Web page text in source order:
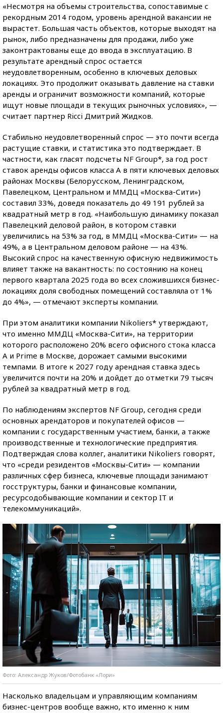
«Несмотря на объемы строительства, сопоставимые с
рекордным 2014 годом, уровень арендной вакансии не
вырастет. Большая часть объектов, которые выходят на
рынок, либо предназначены для продажи, либо уже
законтрактованы еще до ввода в эксплуатацию. В
результате арендный спрос остается
неудовлетворенным, особенно в ключевых деловых
локациях. Это продолжит оказывать давление на ставки
аренды и ограничит возможности компаний, которые
ищут новые площади в текущих рыночных условиях», —
считает партнер Ricci Дмитрий Жидков.
Стабильно неудовлетворенный спрос — это почти всегда
растущие ставки, и статистика это подтверждает. В
частности, как гласят подсчеты NF Group*, за год рост
ставок аренды офисов класса А в пяти ключевых деловых
районах Москвы (Белорусском, Ленинградском,
Павелецком, Центральном и ММДЦ «Москва-Сити»)
составил 33%, доведя показатель до 49 191 рублей за
квадратный метр в год. «Наибольшую динамику показал
Павелецкий деловой район, в котором ставки
увеличились на 53% за год, в ММДЦ «Москва-Сити» — на
49%, а в Центральном деловом районе — на 43%.
Высокий спрос на качественную офисную недвижимость
влияет также на вакантность: по состоянию на конец
первого квартала 2025 года во всех сложившихся бизнес-
локациях доля свободных помещений составляла от 1%
до 4%», — отмечают эксперты компании.
При этом аналитики компании Nikoliers* утверждают,
что именно ММДЦ «Москва-Сити», на территории
которого расположено 20% всего офисного стока класса
А и Prime в Москве, дорожает самыми высокими
темпами. В итоге к 2027 году арендная ставка здесь
увеличится почти на 20% и дойдет до отметки 79 тысяч
рублей за квадратный метр в год.
По наблюдениям экспертов NF Group, сегодня среди
основных арендаторов и покупателей офисов —
компании с государственным участием, банки, а также
производственные и технологические предприятия.
Подтверждая слова коллег, аналитики Nikoliers говорят,
что «среди резидентов «Москвы-Сити» — компании
различных сфер бизнеса, ключевые площади занимают
госструктуры, банки и финансовые компании,
ресурсодобывающие компании и сектор IТ и
телекоммуникаций».
Фото: Александр Жуков/Фотобанк «Лори»
Насколько владельцам и управляющим компаниям
бизнес-центров вообще важно, кто именно к ним